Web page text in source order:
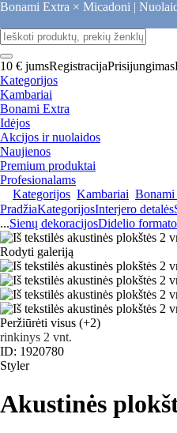
Bonami Extra × Micadoni |
10 € jumsRegistracijaPrisijungimas
Kategorijos
Kambariai
Bonami Extra
Idėjos
Akcijos ir nuolaidos
Naujienos
Premium produktai
Profesionalams
Kategorijos Kambariai Bonami
PradžiaKategorijosInterjero detalės
...Sienų dekoracijosDidelio
Rodyti galeriją
Peržiūrėti visus (+2)
rinkinys 2 vnt.
ID: 1920780
Styler
Akustinės